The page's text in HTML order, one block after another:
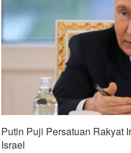
Putin Puji Persatuan Rakyat
Israel